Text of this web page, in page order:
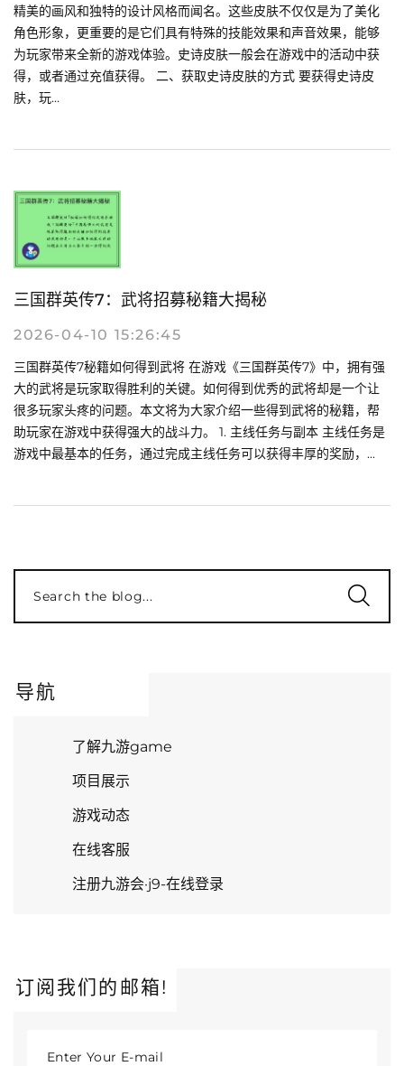
精美的画风和独特的设计风格而闻名。这些皮肤不仅仅是为了美化
角色形象，更重要的是它们具有特殊的技能效果和声音效果，能够
为玩家带来全新的游戏体验。史诗皮肤一般会在游戏中的活动中获
得，或者通过充值获得。 二、获取史诗皮肤的方式 要获得史诗皮
肤，玩...
三国群英传7：武将招募秘籍大揭秘
2026-04-10 15:26:45
三国群英传7秘籍如何得到武将 在游戏《三国群英传7》中，拥有强
大的武将是玩家取得胜利的关键。如何得到优秀的武将却是一个让
很多玩家头疼的问题。本文将为大家介绍一些得到武将的秘籍，帮
助玩家在游戏中获得强大的战斗力。 1. 主线任务与副本 主线任务是
游戏中最基本的任务，通过完成主线任务可以获得丰厚的奖励，...
Search the blog...
导航
了解九游game
项目展示
游戏动态
在线客服
注册九游会·j9-在线登录
订阅我们的邮箱!
Enter Your E-mail